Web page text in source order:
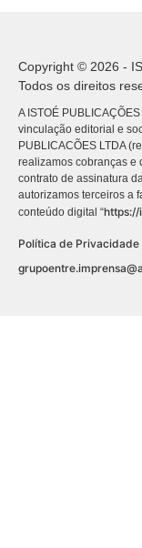
Copyright © 2026 -
Todos os direitos
A ISTOÉ
vinculação editorial e
PUBLICACÕES LTDA
realizamos cobranças e
contrato de assinatura
autorizamos terceiros a
conteúdo digital “
Política de Privacidade